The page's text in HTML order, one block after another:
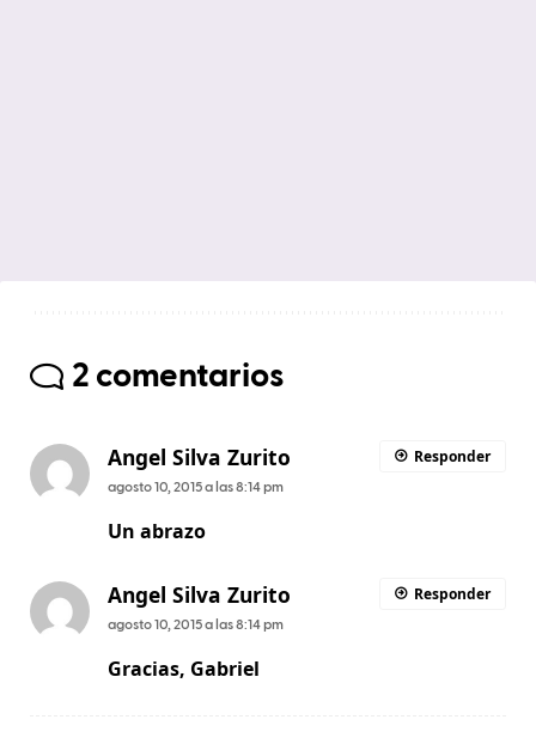
2 comentarios
Angel Silva Zurito
agosto 10, 2015 a las 8:14 pm
Un abrazo
Responder
Angel Silva Zurito
agosto 10, 2015 a las 8:14 pm
Gracias, Gabriel
Responder